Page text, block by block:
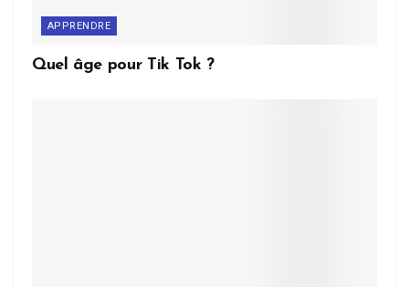
APPRENDRE
Quel âge pour Tik Tok ?